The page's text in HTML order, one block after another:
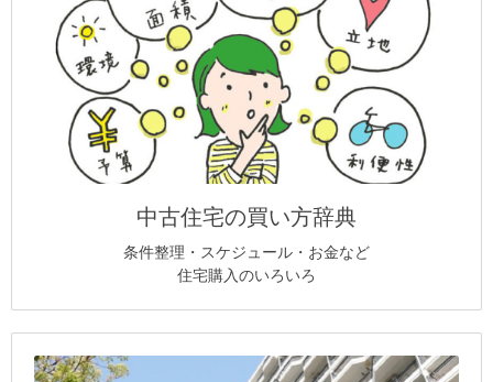
中古住宅の買い方辞典
条件整理・スケジュール・お金など
住宅購入のいろいろ